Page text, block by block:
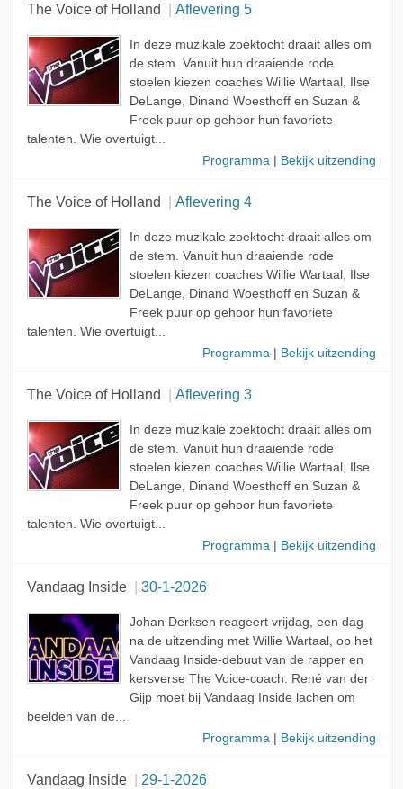
The Voice of Holland Aflevering 5
In deze muzikale zoektocht draait alles om
de stem. Vanuit hun draaiende rode
stoelen kiezen coaches Willie Wartaal, Ilse
DeLange, Dinand Woesthoff en Suzan &
Freek puur op gehoor hun favoriete
talenten. Wie overtuigt...
Programma
Bekijk uitzending
The Voice of Holland Aflevering 4
In deze muzikale zoektocht draait alles om
de stem. Vanuit hun draaiende rode
stoelen kiezen coaches Willie Wartaal, Ilse
DeLange, Dinand Woesthoff en Suzan &
Freek puur op gehoor hun favoriete
talenten. Wie overtuigt...
Programma
Bekijk uitzending
The Voice of Holland Aflevering 3
In deze muzikale zoektocht draait alles om
de stem. Vanuit hun draaiende rode
stoelen kiezen coaches Willie Wartaal, Ilse
DeLange, Dinand Woesthoff en Suzan &
Freek puur op gehoor hun favoriete
talenten. Wie overtuigt...
Programma
Bekijk uitzending
Vandaag Inside 30-1-2026
Johan Derksen reageert vrijdag, een dag
na de uitzending met Willie Wartaal, op het
Vandaag Inside-debuut van de rapper en
kersverse The Voice-coach. René van der
Gijp moet bij Vandaag Inside lachen om
beelden van de...
Programma
Bekijk uitzending
Vandaag Inside 29-1-2026